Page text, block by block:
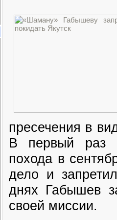
пресечения в
В первый раз
похода в
дело и
днях Габышев
своей миссии.